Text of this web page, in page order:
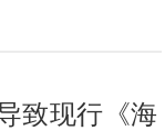
致现行《海